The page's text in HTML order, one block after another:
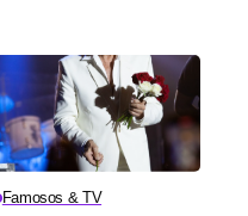
Famosos & TV